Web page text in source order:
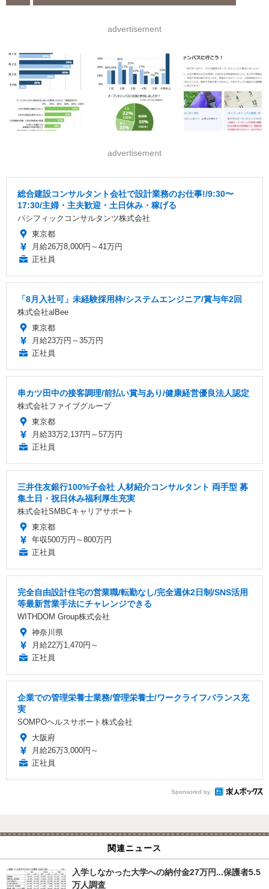
advertisement
advertisement
総合建設コンサルタント会社で設計業務のお仕事!/9:30〜
17:30/主婦・主夫歓迎・土日休み・稼げる
パシフィックコンサルタンツ株式会社
東京都
月給26万8,000円～41万円
正社員
「8月入社可」未経験採用枠/システムエンジニア/賞与年2回
株式会社alBee
東京都
月給23万円～35万円
正社員
串カツ田中の接客調理/前払い賞与あり/健康経営優良法人認定
株式会社ファイブグループ
東京都
月給33万2,137円～57万円
正社員
三井住友銀行100%子会社 人材紹介コンサルタント 両手型 募
集土日・祝日休み福利厚生充実
株式会社SMBCキャリアサポート
東京都
年収500万円～800万円
正社員
完全自由設計住宅の営業職/転勤なし/完全週休2日制/SNS活用
等最新営業手法にチャレンジできる
WITHDOM Group株式会社
神奈川県
月給22万1,470円～
正社員
企業での管理栄養士業務/管理栄養士/ワークライフバランス充
実
SOMPOヘルスサポート株式会社
大阪府
月給26万3,000円～
正社員
Sponsored by
関連ニュース
入学しなかった大学への納付金27万円...保護者5.5
万人調査